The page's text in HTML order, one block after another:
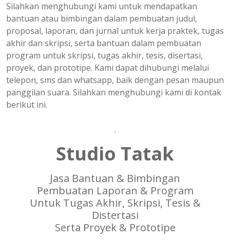
Silahkan menghubungi kami untuk mendapatkan
bantuan atau bimbingan dalam pembuatan judul,
proposal, laporan, dan jurnal untuk kerja praktek, tugas
akhir dan skripsi, serta bantuan dalam pembuatan
program untuk skripsi, tugas akhir, tesis, disertasi,
proyek, dan prototipe. Kami dapat dihubungi melalui
telepon, sms dan whatsapp, baik dengan pesan maupun
panggilan suara. Silahkan menghubungi kami di kontak
berikut ini.
.
Studio Tatak
Jasa Bantuan & Bimbingan
Pembuatan Laporan & Program
Untuk Tugas Akhir, Skripsi, Tesis &
Distertasi
Serta Proyek & Prototipe